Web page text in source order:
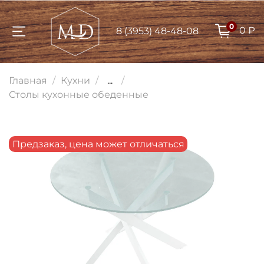
8 (3953) 48-48-08 0 0 ₽
Главная Кухни
...
Столы кухонные обеденные
Предзаказ, цена может отличаться
Для клиентов всех банков
Разбейте
Добавляйте товары